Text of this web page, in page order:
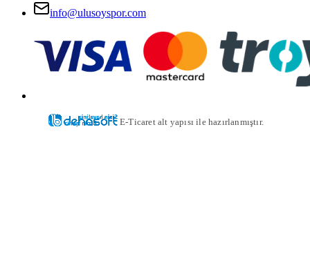
info@ulusoyspor.com
E-Ticaret alt yapısı ile hazırlanmıştır.